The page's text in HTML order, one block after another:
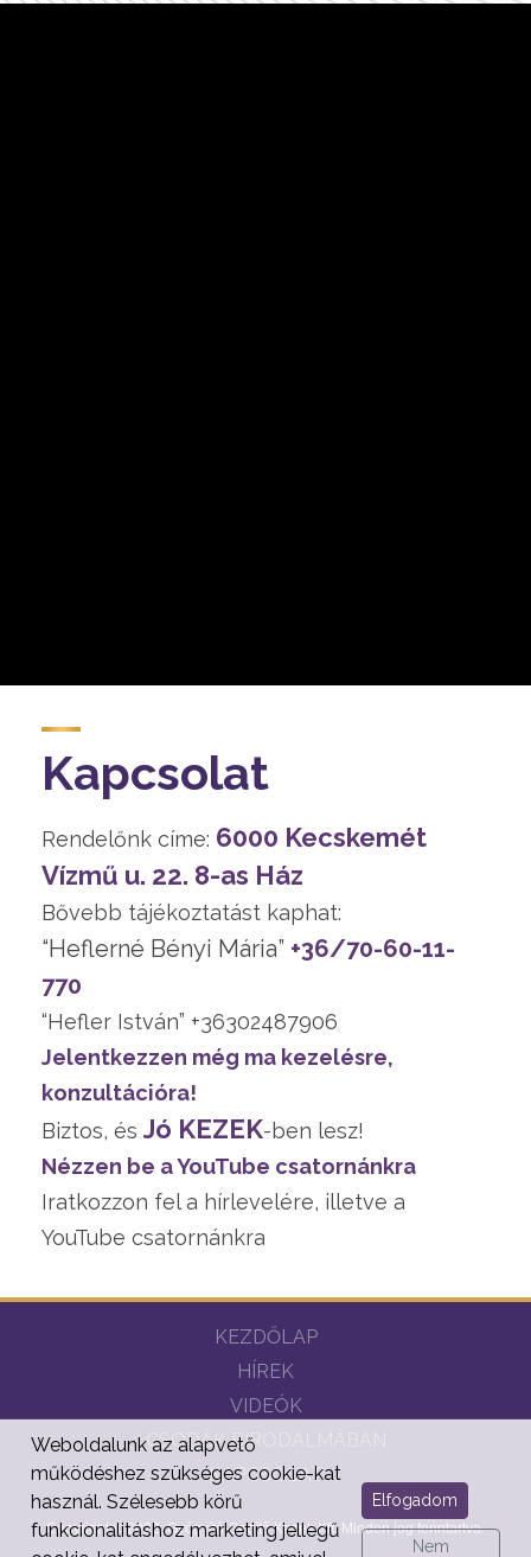
Kapcsolat
Rendelőnk címe: 6000 Kecskemét
Vízmű u. 22. 8-as Ház
Bővebb tájékoztatást kaphat:
“Heflerné Bényi Mária” +36/70-60-11-
770
“Hefler István” +36302487906
Jelentkezzen még ma kezelésre,
konzultációra!
Biztos, és Jó KEZEK-ben lesz!
Nézzen be a YouTube csatornánkra
Iratkozzon fel a hírlevelére, illetve a
YouTube csatornánkra
KEZDŐLAP
HÍREK
VIDEÓK
CSODÁK BIRODALMÁBAN
KAPCSOLAT
Copyright © 2022. Gyógyító-Segítő Kezek Kft. Minden jog fenntartva.
Weboldalunk az alapvető
működéshez szükséges cookie-kat
használ. Szélesebb körű
funkcionalitáshoz marketing jellegű
Elfogadom
Nem